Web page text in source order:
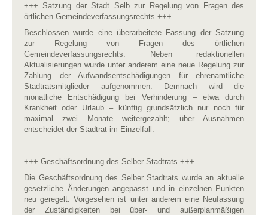
+++ Satzung der Stadt Selb zur Regelung von Fragen des
örtlichen Gemeindeverfassungsrechts +++
Beschlossen wurde eine überarbeitete Fassung der Satzung
zur Regelung von Fragen des örtlichen
Gemeindeverfassungsrechts. Neben redaktionellen
Aktualisierungen wurde unter anderem eine neue Regelung zur
Zahlung der Aufwandsentschädigungen für ehrenamtliche
Stadtratsmitglieder aufgenommen. Demnach wird die
monatliche Entschädigung bei Verhinderung – etwa durch
Krankheit oder Urlaub – künftig grundsätzlich nur noch für
maximal zwei Monate weitergezahlt; über Ausnahmen
entscheidet der Stadtrat im Einzelfall.
+++ Geschäftsordnung des Selber Stadtrats +++
Die Geschäftsordnung des Selber Stadtrats wurde an aktuelle
gesetzliche Änderungen angepasst und in einzelnen Punkten
neu geregelt. Vorgesehen ist unter anderem eine Neufassung
der Zuständigkeiten bei über- und außerplanmäßigen